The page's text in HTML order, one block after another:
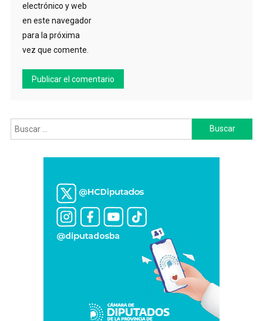
electrónico y web
en este navegador
para la próxima
vez que comente.
Buscar: